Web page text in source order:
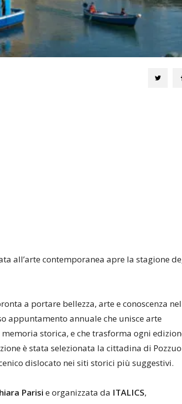
all’arte contemporanea apre la stagione
a portare bellezza, arte e conoscenza nel
appuntamento annuale che unisce arte
storica, e che trasforma ogni
è stata selezionata la cittadina di
dislocato nei siti storici più suggestivi.
Parisi e organizzata da ITALICS,